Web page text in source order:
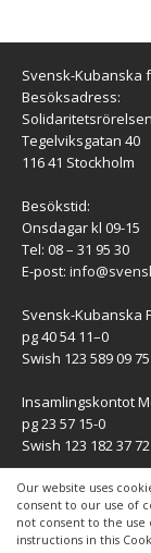
Our website uses
consent to our use of
not consent to the use
instructions in this
Svensk-Kubanska
Besöksadress:
Tegelviksgatan 40
116 41 Stockholm
Besökstid:
Onsdagar kl 09-15
Tel: 08 – 31 95 30
E-post:
Svensk-Kubanska
pg 40 54 11–0
Swish 123 589 09 75
Insamlingskontot
pg 23 57 15-0
Swish 123 182 37 72
KONTAKT
Kontaktuppgifter